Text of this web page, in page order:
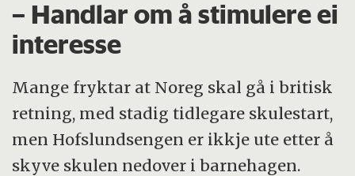
– Handlar om å stimulere ei
interesse
Mange fryktar at Noreg skal gå i britisk
retning, med stadig tidlegare skulestart,
men Hofslundsengen er ikkje ute etter å
skyve skulen nedover i barnehagen.